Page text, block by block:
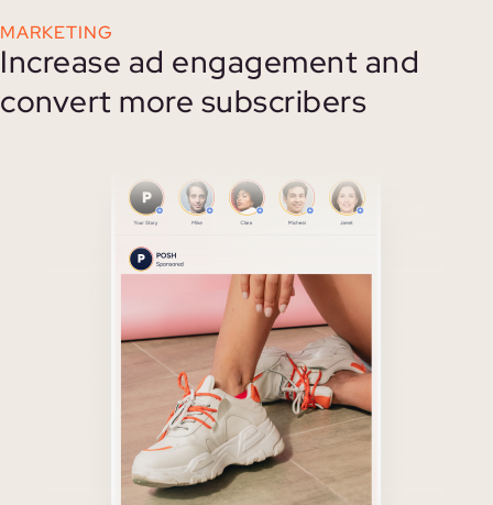
MARKETING
Increase ad engagement and
convert more subscribers